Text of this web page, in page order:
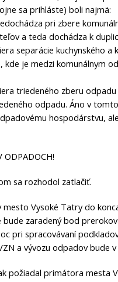
sa prihláste) boli najmä:
pri zbere
a teda dochádza k
separácie kuchynského
je medzi komunálnym
triedeného zberu
odpadu. Áno v
hospodárstvu,
ODPADOCH!
sa rozhodol zatlačiť.
mesto Vysoké Tatry do
zaradený bod
pri spracovávaní
a vývozu odpadov bude v
požiadal primátora mesta